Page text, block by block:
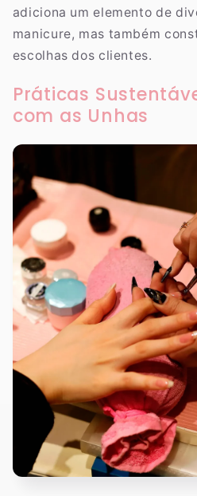
adiciona um elemento de
manicure, mas também
escolhas dos clientes.
Práticas
com as Unhas